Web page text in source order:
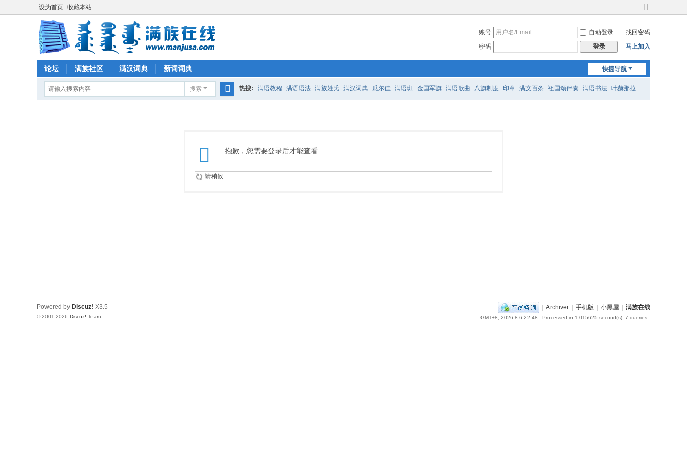
设为首页 收藏本站
切
到
宽
账号 自动登录
找回密码
密码
登录 马上加入
快捷导航
论坛 满族社区 满汉词典 新词词典
搜索 热搜: 满语教程 满语语法 满族姓氏 满汉词典 瓜尔佳 满语班 金国军旗 满语歌曲 八旗制度 印章 满文百条 祖国颂伴奏 满语书法 叶赫那拉
抱歉，您需要登录后才能查看
请稍候...
| Archiver | 手机版 | 小黑屋 | 满族在线
GMT+8, 2026-8-6 22:48 , Processed in 1.015625 second(s), 7 queries .
Powered by Discuz! X3.5
© 2001-2026 Discuz! Team